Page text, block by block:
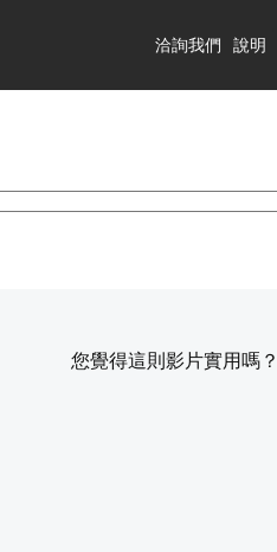
洽詢我們 說明
您覺得這則影片實用嗎？